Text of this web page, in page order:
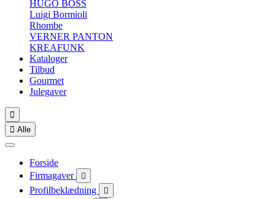
HUGO BOSS
Luigi Bormioli
Rhombe
VERNER PANTON
KREAFUNK
Kataloger
Tilbud
Gourmet
Julegaver

 Alle
Forside
Firmagaver

Profilbeklædning 